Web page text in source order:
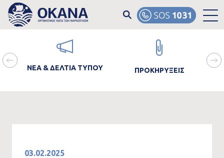
Skip to main content
ΝΕΑ & ΔΕΛΤΙΑ ΤΥΠΟΥ ΠΡΟΚΗΡΥΞΕΙΣ
03.02.2025